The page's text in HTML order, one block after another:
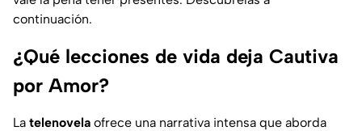
continuación.
¿Qué lecciones de vida deja Cautiva
por Amor?
La telenovela ofrece una narrativa intensa que aborda